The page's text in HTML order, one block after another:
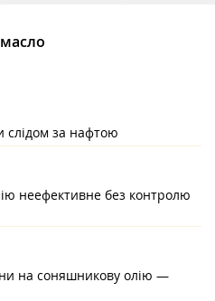
слідом за нафтою
неефективне без контролю
на соняшникову олію —